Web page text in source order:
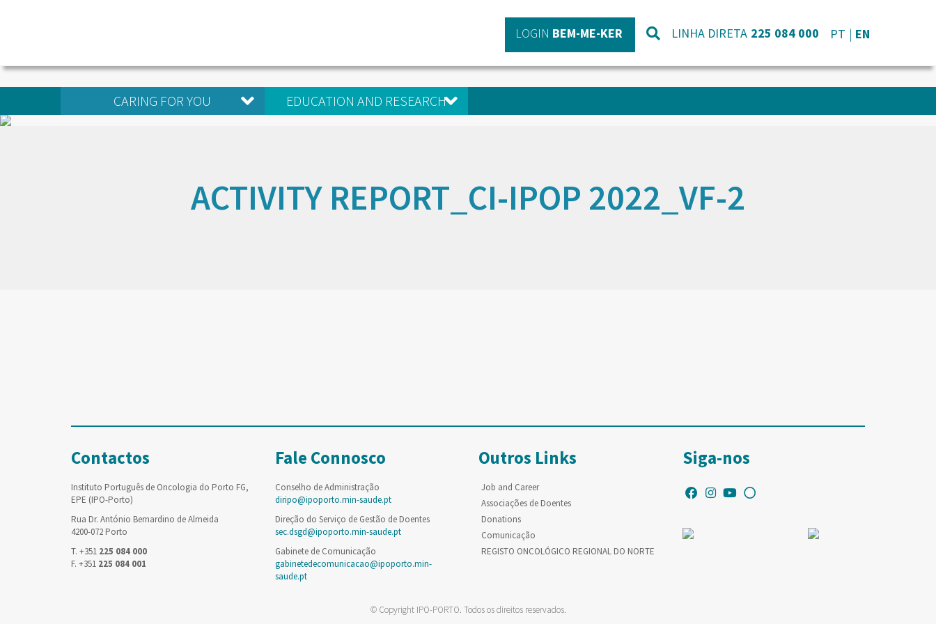
LOGIN BEM-ME-KER LINHA DIRETA 225 084 000 PT EN
CARING FOR YOU EDUCATION AND RESEARCH
ACTIVITY REPORT_CI-IPOP 2022_VF-2
Contactos
Instituto Português de Oncologia do Porto FG,
EPE (IPO-Porto)
Rua Dr. António Bernardino de Almeida
4200-072 Porto
T. +351 225 084 000
F. +351 225 084 001
Fale Connosco
Conselho de Administração
diripo@ipoporto.min-saude.pt
Direção do Serviço de Gestão de Doentes
sec.dsgd@ipoporto.min-saude.pt
Gabinete de Comunicação
gabinetedecomunicacao@ipoporto.min-
saude.pt
Outros Links
Job and Career
Associações de Doentes
Donations
Comunicação
REGISTO ONCOLÓGICO REGIONAL DO NORTE
Siga-nos
© Copyright IPO-PORTO. Todos os direitos reservados.